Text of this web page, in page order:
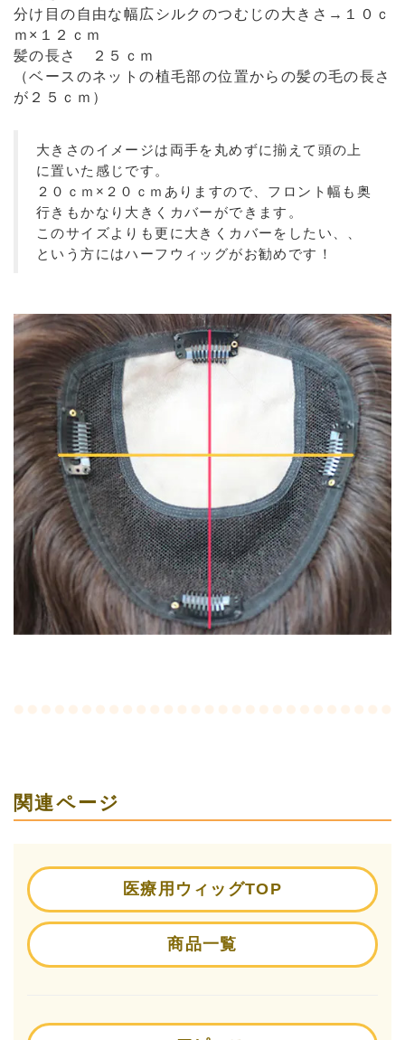
分け目の自由な幅広シルクのつむじの大きさ→１０ｃ
ｍ×１２ｃｍ
髪の長さ ２５ｃｍ
（ベースのネットの植毛部の位置からの髪の毛の長さ
が２５ｃｍ）
大きさのイメージは両手を丸めずに揃えて頭の上
に置いた感じです。
２０ｃｍ×２０ｃｍありますので、フロント幅も奥
行きもかなり大きくカバーができます。
このサイズよりも更に大きくカバーをしたい、、
という方にはハーフウィッグがお勧めです！
関連ページ
医療用ウィッグTOP
商品一覧